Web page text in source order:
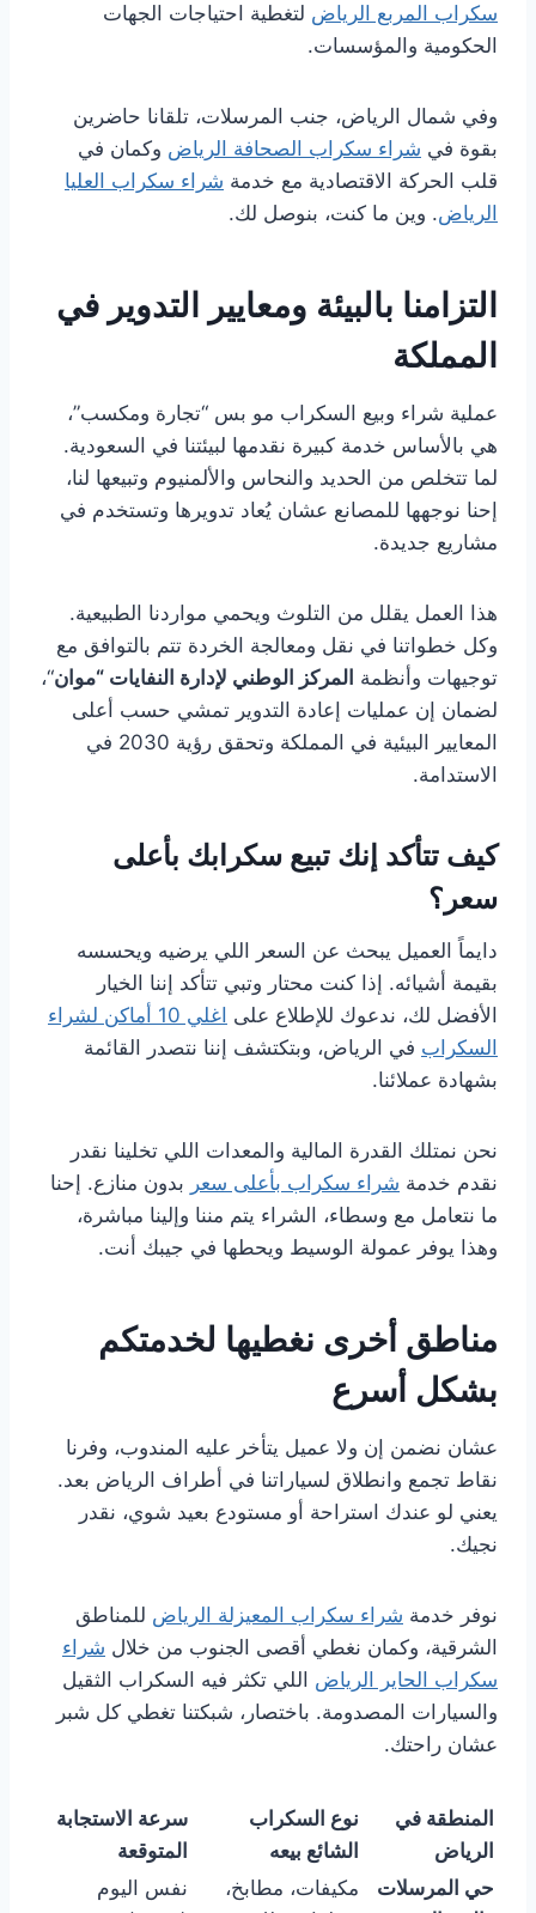
سكراب المربع الرياض لتغطية احتياجات الجهات
الحكومية والمؤسسات.
وفي شمال الرياض، جنب المرسلات، تلقانا حاضرين
بقوة في شراء سكراب الصحافة الرياض وكمان في
قلب الحركة الاقتصادية مع خدمة شراء سكراب العليا
الرياض. وين ما كنت، بنوصل لك.
التزامنا بالبيئة ومعايير التدوير في
المملكة
عملية شراء وبيع السكراب مو بس “تجارة ومكسب”،
هي بالأساس خدمة كبيرة نقدمها لبيئتنا في السعودية.
لما تتخلص من الحديد والنحاس والألمنيوم وتبيعها لنا،
إحنا نوجهها للمصانع عشان يُعاد تدويرها وتستخدم في
مشاريع جديدة.
هذا العمل يقلل من التلوث ويحمي مواردنا الطبيعية.
وكل خطواتنا في نقل ومعالجة الخردة تتم بالتوافق مع
توجيهات وأنظمة المركز الوطني لإدارة النفايات “موان“،
لضمان إن عمليات إعادة التدوير تمشي حسب أعلى
المعايير البيئية في المملكة وتحقق رؤية 2030 في
الاستدامة.
كيف تتأكد إنك تبيع سكرابك بأعلى
سعر؟
دايماً العميل يبحث عن السعر اللي يرضيه ويحسسه
بقيمة أشيائه. إذا كنت محتار وتبي تتأكد إننا الخيار
الأفضل لك، ندعوك للإطلاع على
اغلي 10 أماكن لشراء
السكراب في الرياض، وبتكتشف إننا نتصدر القائمة
بشهادة عملائنا.
نحن نمتلك القدرة المالية والمعدات اللي تخلينا نقدر
نقدم خدمة شراء سكراب بأعلى سعر بدون منازع. إحنا
ما نتعامل مع وسطاء، الشراء يتم مننا وإلينا مباشرة،
وهذا يوفر عمولة الوسيط ويحطها في جيبك أنت.
مناطق أخرى نغطيها لخدمتكم
بشكل أسرع
عشان نضمن إن ولا عميل يتأخر عليه المندوب، وفرنا
نقاط تجمع وانطلاق لسياراتنا في أطراف الرياض بعد.
يعني لو عندك استراحة أو مستودع بعيد شوي، نقدر
نجيك.
نوفر خدمة شراء سكراب المعيزلة الرياض للمناطق
الشرقية، وكمان نغطي أقصى الجنوب من خلال شراء
سكراب الحاير الرياض اللي تكثر فيه السكراب الثقيل
والسيارات المصدومة. باختصار، شبكتنا تغطي كل شبر
عشان راحتك.
المنطقة في
الرياض
نوع السكراب
الشائع بيعه
سرعة الاستجابة
المتوقعة
حي المرسلات
مكيفات، مطابخ،
نفس اليوم